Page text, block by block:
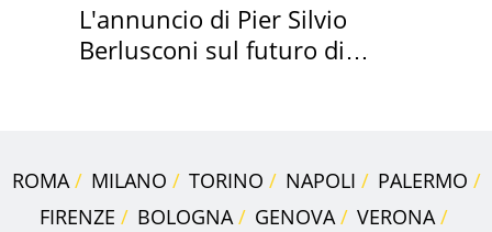
L'annuncio di Pier Silvio
Berlusconi sul futuro di
ROMA MILANO TORINO NAPOLI
PALERMO
FIRENZE
BOLOGNA GENOVA
VERONA